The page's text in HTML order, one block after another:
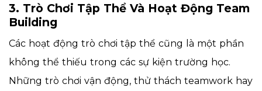
3. Trò Chơi Tập Thể Và Hoạt Động Team
Building
Các hoạt động trò chơi tập thể cũng là một phần
không thể thiếu trong các sự kiện trường học.
Những trò chơi vận động, thử thách teamwork hay